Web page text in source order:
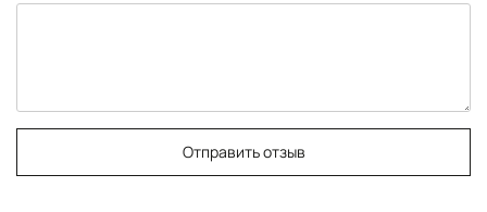
Отправить отзыв